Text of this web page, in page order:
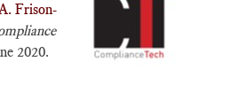
Frison-
2020.